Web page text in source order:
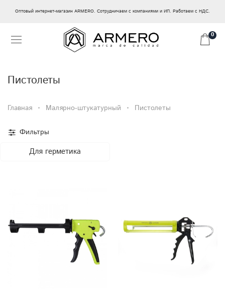
Оптовый интернет-магазин ARMERO. Сотрудничаем с компаниями и ИП. Работаем с НДС.
0
Пистолеты
Главная Малярно-штукатурный Пистолеты
Фильтры
Для герметика